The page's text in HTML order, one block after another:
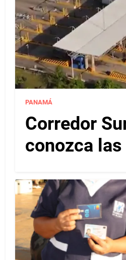
PANAMÁ
Corredor
conozca